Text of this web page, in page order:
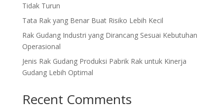
Tidak Turun
Tata Rak yang Benar Buat Risiko Lebih Kecil
Rak Gudang Industri yang Dirancang Sesuai Kebutuhan
Operasional
Jenis Rak Gudang Produksi Pabrik Rak untuk Kinerja
Gudang Lebih Optimal
Recent Comments